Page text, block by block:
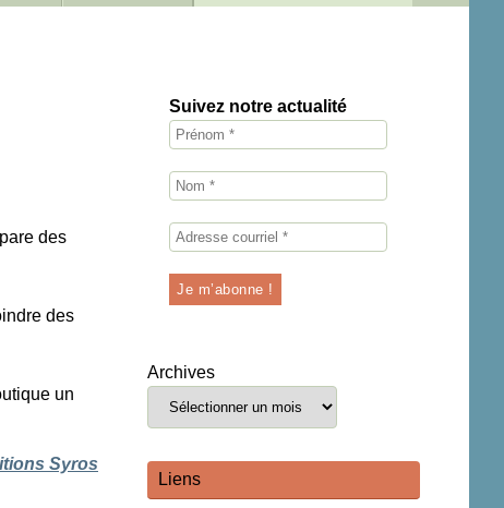
des
des
un
Syros
Suivez notre actualité
Archives
Liens